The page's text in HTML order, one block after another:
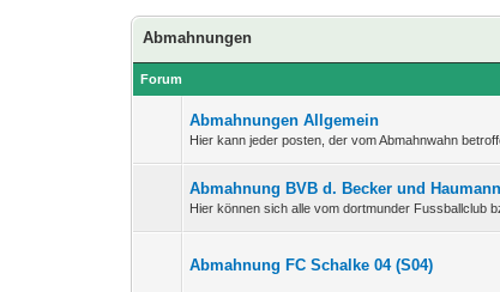
Abmahnungen
Forum
Abmahnungen Allgemein
Hier kann jeder posten, der vom Abmahnwahn
Abmahnung BVB d. Becker und Haumann
Hier können sich alle vom dortmunder Fussballclub
Abmahnung FC Schalke 04 (S04)